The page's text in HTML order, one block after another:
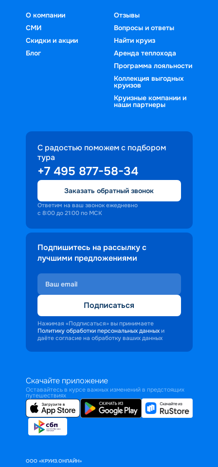
О компании
СМИ
Скидки и акции
Блог
Отзывы
Вопросы и ответы
Найти круиз
Аренда теплохода
Программа лояльности
Коллекция выгодных
круизов
Круизные компании и
наши партнеры
С радостью поможем с подбором
тура
+7 495 877-58-34
Заказать обратный звонок
Ответим на ваш звонок ежедневно
с 8:00 до 21:00 по МСК
Подпишитесь на рассылку с
лучшими предложениями
Подписаться
Нажимая «Подписаться» вы принимаете
Политику обработки персональных данных и
даёте согласие на обработку ваших данных
Скачайте приложение
Оставайтесь в курсе важных изменений в предстоящих
путешествиях
ООО «КРУИЗ.ОНЛАЙН»